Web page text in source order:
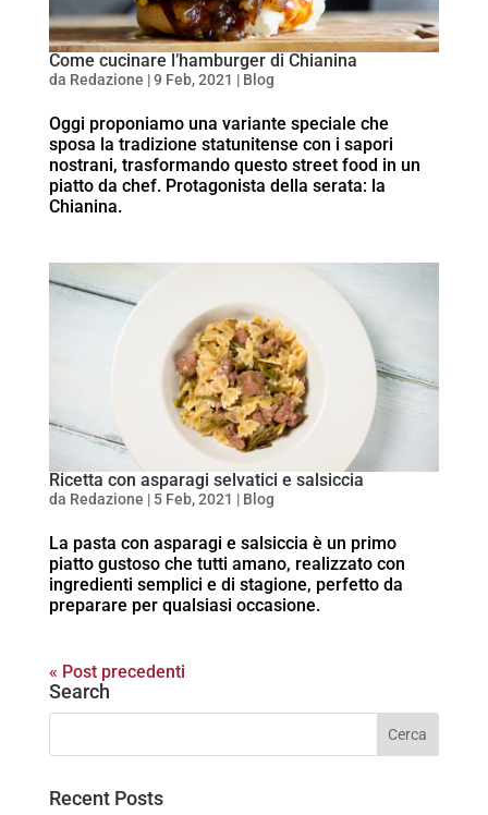
Come cucinare l’hamburger di Chianina
da Redazione |9 Feb, 2021 | Blog
Oggi proponiamo una variante speciale che
sposa la tradizione statunitense con i sapori
nostrani, trasformando questo street food in un
piatto da chef. Protagonista della serata: la
Chianina.
Ricetta con asparagi selvatici e salsiccia
da Redazione | 5 Feb, 2021 | Blog
La pasta con asparagi e salsiccia è un primo
piatto gustoso che tutti amano, realizzato con
ingredienti semplici e di stagione, perfetto da
preparare per qualsiasi occasione.
« Post precedenti
Search
Recent Posts